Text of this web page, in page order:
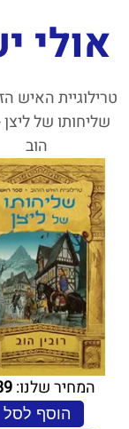
אולי
שליחותו של ליצן
הוב
המחיר שלנו:
הוסף לסל